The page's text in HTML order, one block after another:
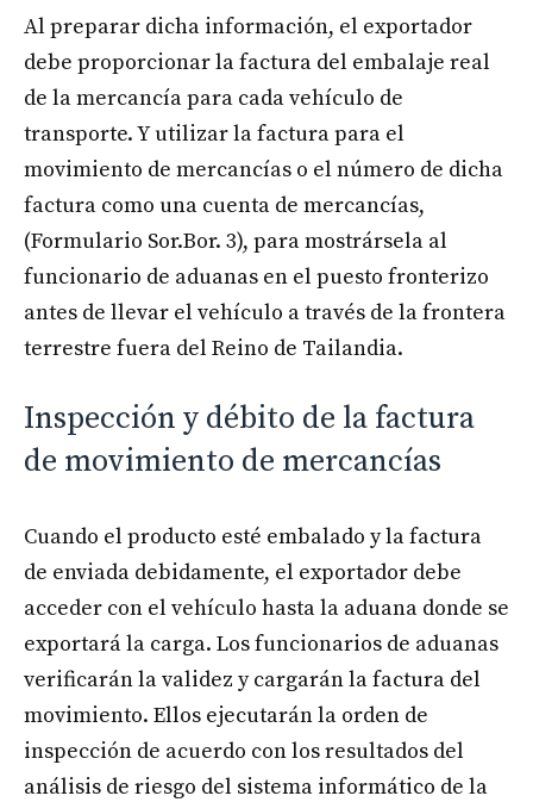
Al preparar dicha información, el exportador
debe proporcionar la factura del embalaje real
de la mercancía para cada vehículo de
transporte. Y utilizar la factura para el
movimiento de mercancías o el número de dicha
factura como una cuenta de mercancías,
(Formulario Sor.Bor. 3), para mostrársela al
funcionario de aduanas en el puesto fronterizo
antes de llevar el vehículo a través de la frontera
terrestre fuera del Reino de Tailandia.
Inspección y débito de la factura
de movimiento de mercancías
Cuando el producto esté embalado y la factura
de enviada debidamente, el exportador debe
acceder con el vehículo hasta la aduana donde se
exportará la carga. Los funcionarios de aduanas
verificarán la validez y cargarán la factura del
movimiento. Ellos ejecutarán la orden de
inspección de acuerdo con los resultados del
análisis de riesgo del sistema informático de la